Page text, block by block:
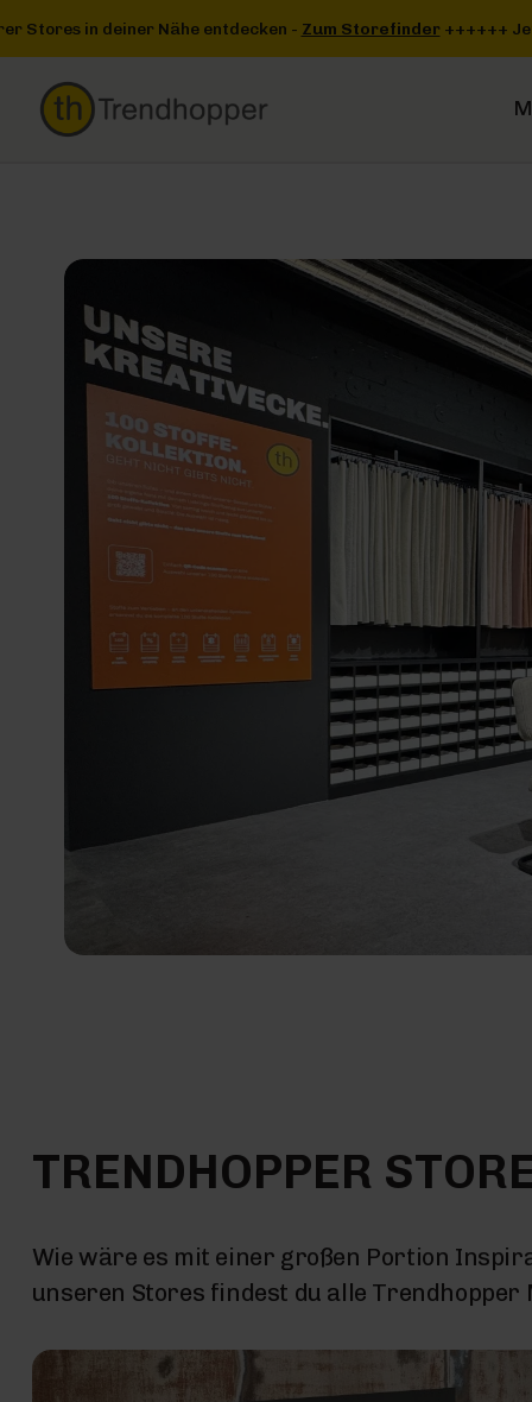
Storefinder+++ +++ Jetzt einen unserer Stores in deiner Nähe
TRENDHOPPER
Wie wäre es mit einer großen Portion
unseren Stores findest du alle Trendhopper